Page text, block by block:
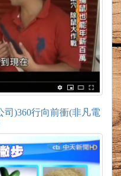
司)360行向前衝(非凡電